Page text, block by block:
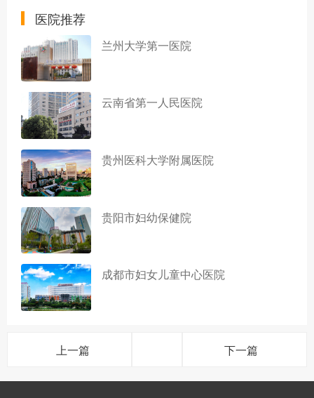
医院推荐
兰州大学第一医院
云南省第一人民医院
贵州医科大学附属医院
贵阳市妇幼保健院
成都市妇女儿童中心医院
上一篇 下一篇